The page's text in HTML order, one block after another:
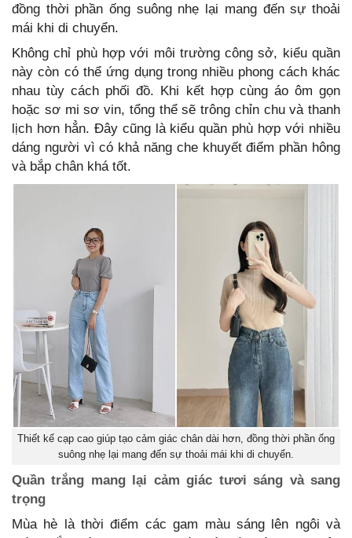
đồng thời phần ống suông nhẹ lại mang đến sự thoải
mái khi di chuyển.
Không chỉ phù hợp với môi trường công sở, kiểu quần
này còn có thể ứng dụng trong nhiều phong cách khác
nhau tùy cách phối đồ. Khi kết hợp cùng áo ôm gọn
hoặc sơ mi sơ vin, tổng thể sẽ trông chỉn chu và thanh
lịch hơn hẳn. Đây cũng là kiểu quần phù hợp với nhiều
dáng người vì có khả năng che khuyết điểm phần hông
và bắp chân khá tốt.
Thiết kế cạp cao giúp tạo cảm giác chân dài hơn, đồng thời phần ống
suông nhẹ lại mang đến sự thoải mái khi di chuyển.
Quần trắng mang lại cảm giác tươi sáng và sang
trọng
Mùa hè là thời điểm các gam màu sáng lên ngôi và